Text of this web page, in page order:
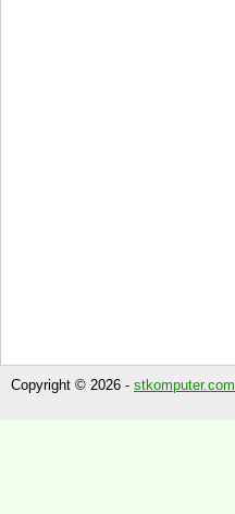
Copyright © 2026 - stkomputer.com